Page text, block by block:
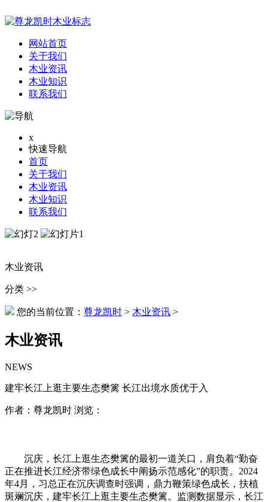
网站首页
关于我们
木业资讯
木业知识
联系我们
x
快速导航
首页
关于我们
木业资讯
木业知识
联系我们
木业资讯
分类 >>
您的当前位置： 尊龙凯时 > 木业资讯 >
木业资讯
NEWS
建牢长江上逛主要生态樊篱 长江出境水质优于入
作者：尊龙凯时 浏览：
沉庆，长江上逛生态樊篱的最初一道关口，肩负着“勤奋
正在推进长江经济带绿色成长中阐扬示范感化”的职责。2024
年4月，习总正在沉庆调查时强调，鼎力鞭策绿色成长，扶植
斑斓沉庆，建牢长江上逛主要生态樊篱。监测数据显示，长江